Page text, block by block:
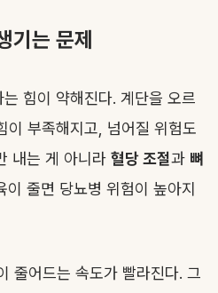
기는 문제
힘이 약해진다. 계단을 오르
이 부족해지고, 넘어질 위험도
내는 게 아니라 혈당 조절과 뼈
이 줄면 당뇨병 위험이 높아지
줄어드는 속도가 빨라진다. 그